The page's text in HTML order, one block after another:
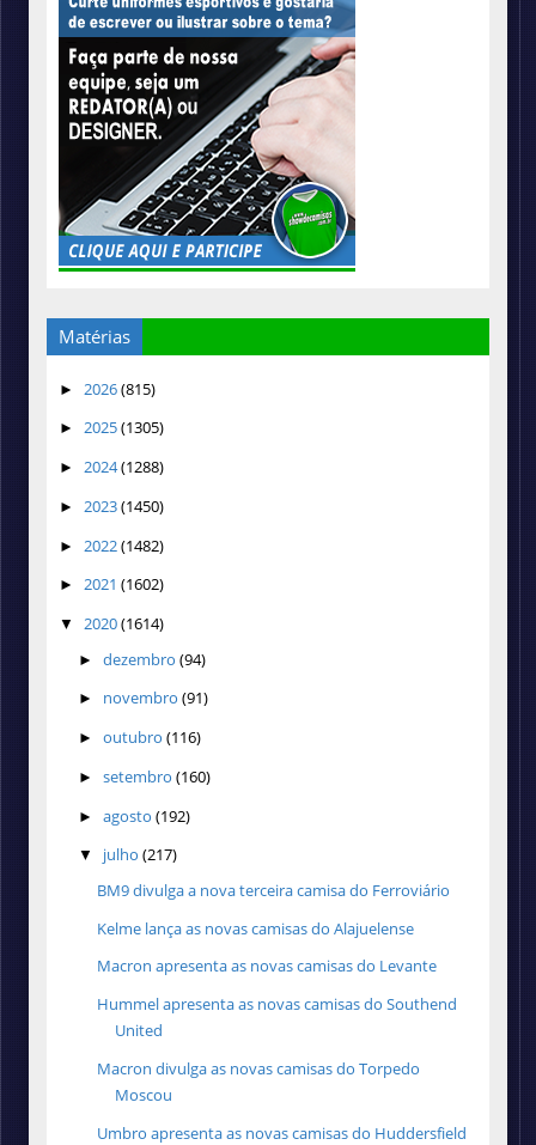
Matérias
► 2026(815)
► 2025(1305)
► 2024(1288)
► 2023(1450)
► 2022(1482)
► 2021 (1602)
▼ 2020(1614)
► dezembro (94)
► novembro (91)
► outubro (116)
► setembro (160)
► agosto (192)
▼ julho (217)
BM9 divulga a nova terceira camisa do Ferroviário
Kelme lança as novas camisas do Alajuelense
Macron apresenta as novas camisas do Levante
Hummel apresenta as novas camisas do Southend
United
Macron divulga as novas camisas do Torpedo
Moscou
Umbro apresenta as novas camisas do Huddersfield